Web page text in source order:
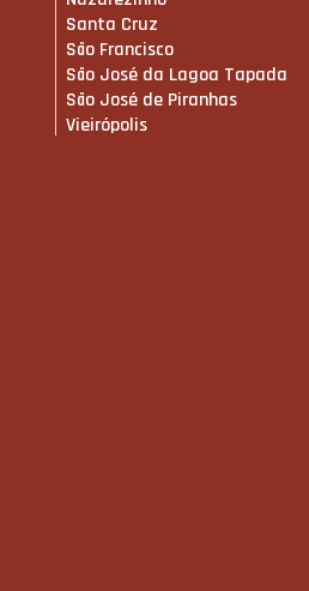
Santa Cruz
São Francisco
São José da Lagoa Tapada
São José de Piranhas
Vieirópolis